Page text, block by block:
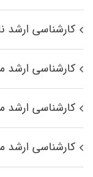
کارشناسی ارشد
کارشناسی ارشد
کارشناسی ارشد
کارشناسی